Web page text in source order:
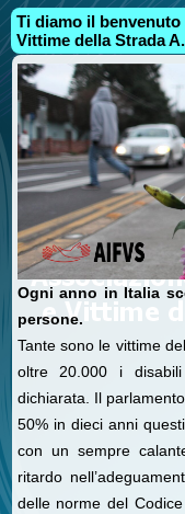
Ti diamo il
Vittime della Strada
Ogni anno in Italia
persone.
Tante sono le vittime
oltre 20.000 i
dichiarata. Il
50% in dieci anni
con un sempre
ritardo
delle norme del